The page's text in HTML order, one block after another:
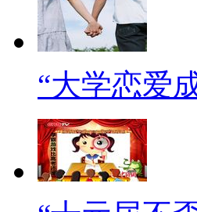
金额变化不会
费者心中有数。
不过，精明的
算、小日子过
不一样，条件
有购物的团出
“大学恋爱